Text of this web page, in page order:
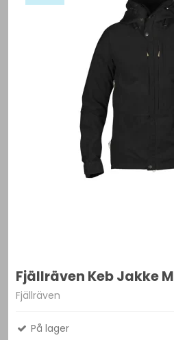
Fjällräven Keb Jakke M
Fjällräven
På lager